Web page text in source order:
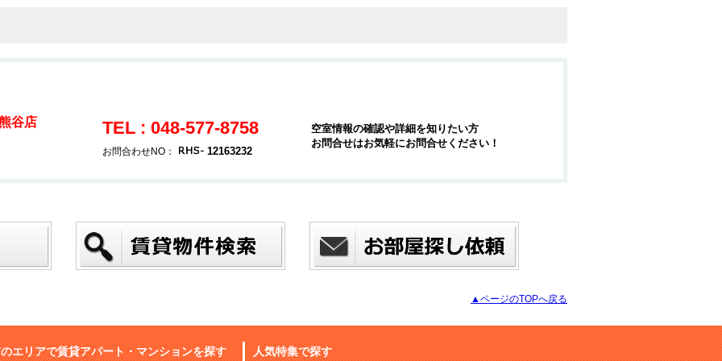
谷店 TEL : 048-577-8758
お問合わせNO： 12163232
空室情報の確認や詳細を知りたい方
お問合せはお気軽にお問合せください！
▲ページのTOPへ戻る
エリアで賃貸アパート・マンションを探す 人気特集で探す